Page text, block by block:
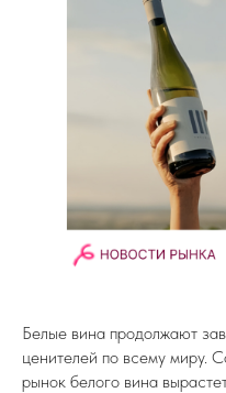
Белые вина продолжают
ценителей по всему миру.
рынок белого вина